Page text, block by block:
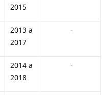
2015
2013 a
2017
-
2014 a
2018
-